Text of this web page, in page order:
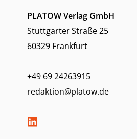
PLATOW Verlag GmbH
Stuttgarter Straße 25
60329 Frankfurt
+49 69 24263915
redaktion@platow.de